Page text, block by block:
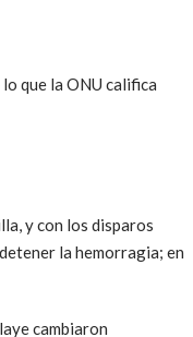
que la ONU califica
y con los disparos
la hemorragia; en
cambiaron